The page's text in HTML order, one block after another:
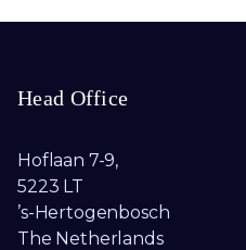
Head Office
Hoflaan 7-9,
5223 LT
’s-Hertogenbosch
The Netherlands